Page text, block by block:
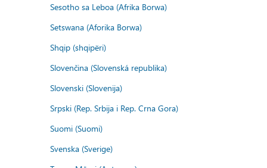
Sesotho sa Leboa (Afrika Borwa)
Setswana (Aforika Borwa)
Shqip (shqipëri)
Slovenčina (Slovenská republika)
Slovenski (Slovenija)
Srpski (Rep. Srbija i Rep. Crna Gora)
Suomi (Suomi)
Svenska (Sverige)